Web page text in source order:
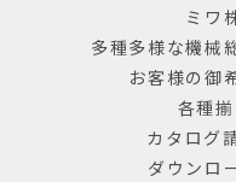
ミワ
多種多様な機械
お客様の御
各種揃
カタログ
ダウンロ